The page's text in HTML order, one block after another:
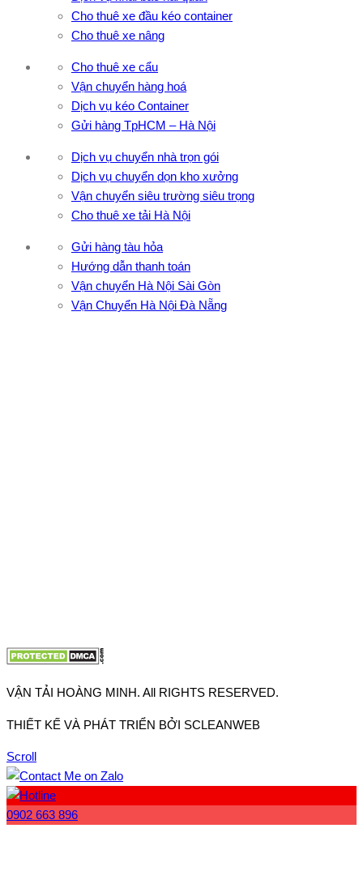
Cho thuê xe đầu kéo container
Cho thuê xe nâng
Cho thuê xe cẩu
Vận chuyển hàng hoá
Dịch vụ kéo Container
Gửi hàng TpHCM – Hà Nội
Dịch vụ chuyển nhà trọn gói
Dịch vụ chuyển dọn kho xưởng
Vận chuyển siêu trường siêu trọng
Cho thuê xe tải Hà Nội
Gửi hàng tàu hỏa
Hướng dẫn thanh toán
Vận chuyển Hà Nội Sài Gòn
Vận Chuyển Hà Nội Đà Nẵng
VẬN TẢI HOÀNG MINH. All RIGHTS RESERVED.
THIẾT KẾ VÀ PHÁT TRIỂN BỞI SCLEANWEB
Scroll
0902 663 896